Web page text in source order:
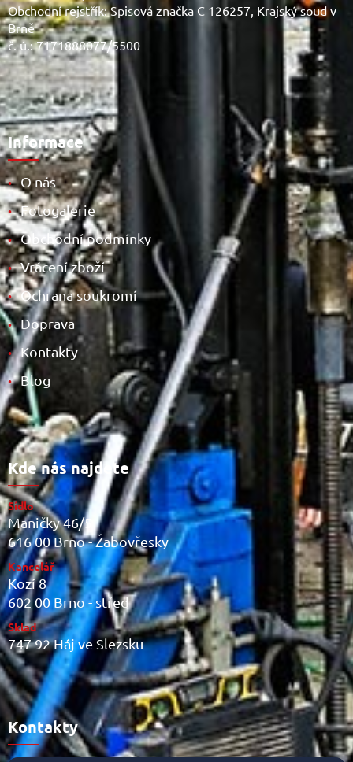
Obchodní rejstřík:Spisová značka C 126257, Krajský soud v
Brně
č. ú.: 7171888077/5500
Informace
• O nás
• Fotogalerie
• Obchodní podmínky
• Vrácení zboží
• Ochrana soukromí
• Doprava
• Kontakty
• Blog
Kde nás najdete
Sídlo
Maničky 46/5
616 00 Brno - Žabovřesky
Kancelář
Kozí 8
602 00 Brno - střed
Sklad
747 92 Háj ve Slezsku
Kontakty